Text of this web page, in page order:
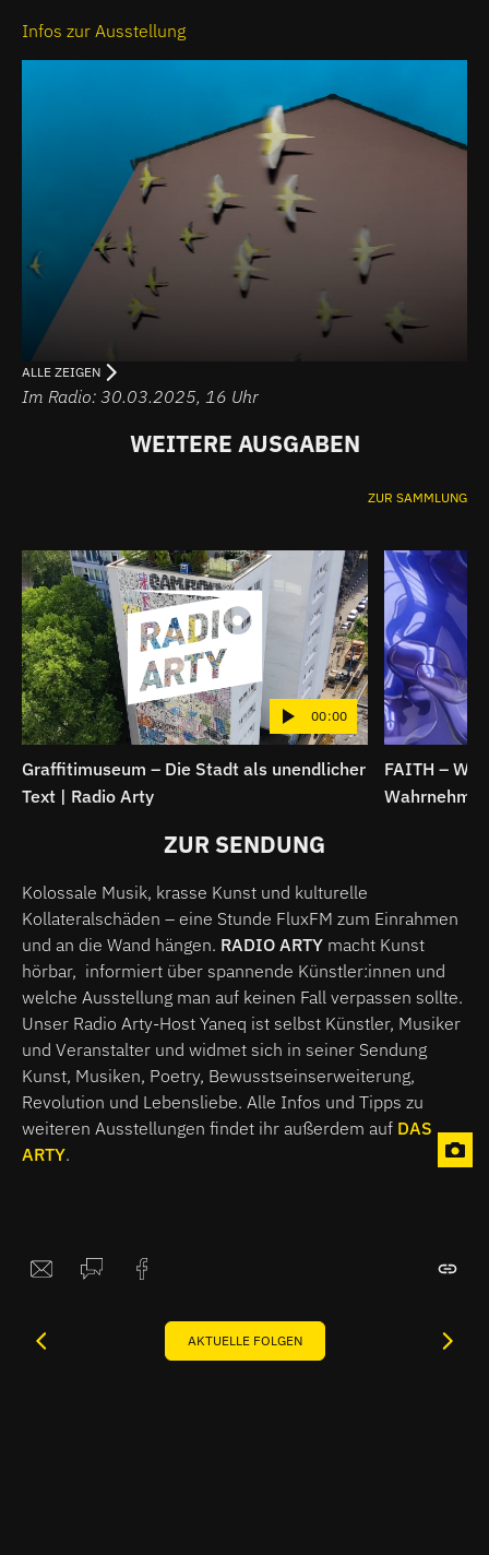
Infos zur Ausstellung
ALLE ZEIGEN
Im Radio: 30.03.2025, 16 Uhr
WEITERE AUSGABEN
ZUR SAMMLUNG
00:00
Graffitimuseum – Die Stadt als unendlicher
Text | Radio Arty
FAITH –
ZUR SENDUNG
Kolossale Musik, krasse Kunst und kulturelle
Kollateralschäden – eine Stunde FluxFM zum Einrahmen
und an die Wand hängen. RADIO ARTY macht Kunst
hörbar, informiert über spannende Künstler:innen und
welche Ausstellung man auf keinen Fall verpassen sollte.
Unser Radio Arty-Host Yaneq ist selbst Künstler, Musiker
und Veranstalter und widmet sich in seiner Sendung
Kunst, Musiken, Poetry, Bewusstseinserweiterung,
Revolution und Lebensliebe. Alle Infos und Tipps zu
weiteren Ausstellungen findet ihr außerdem auf DAS
ARTY.
AKTUELLE FOLGEN